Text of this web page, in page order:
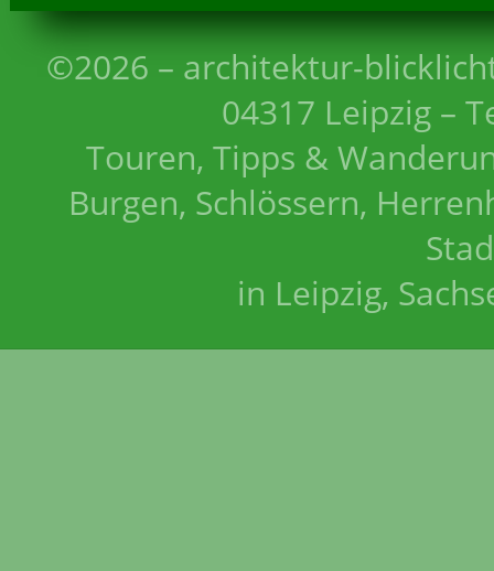
©2026 – architektur-
04317 Leipzig –
Touren, Tipps &
Burgen, Schlössern,
in Leipzig,